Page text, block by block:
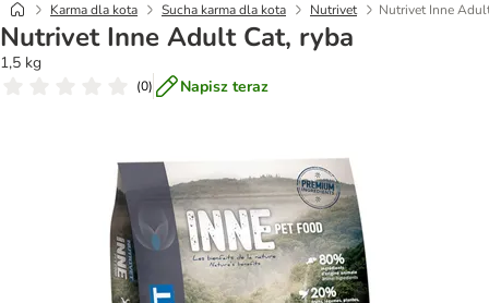
Karma dla kota Sucha karma dla kota Nutrivet Nutrivet Inne
Nutrivet Inne Adult Cat, ryba
1,5 kg
(0) Napisz teraz